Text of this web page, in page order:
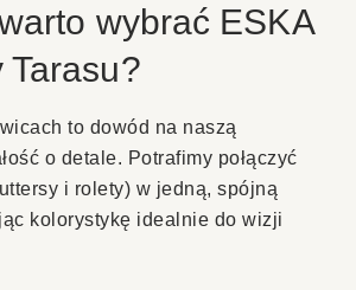
wybrać ESKA
Tarasu?
to dowód na naszą
o detale. Potrafimy połączyć
i rolety) w jedną, spójną
kolorystykę idealnie do wizji